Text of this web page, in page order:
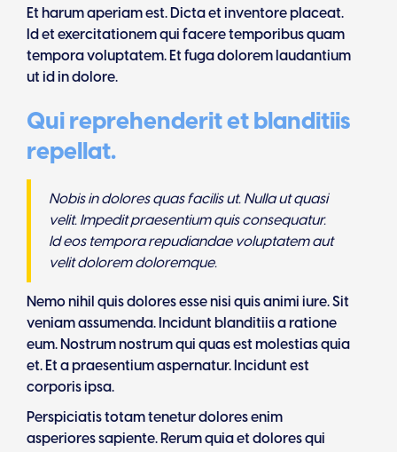
Et harum aperiam est. Dicta et inventore placeat.
Id et exercitationem qui facere temporibus quam
tempora voluptatem. Et fuga dolorem laudantium
ut id in dolore.
Qui reprehenderit et blanditiis
repellat.
Nobis in dolores quas facilis ut. Nulla ut quasi
velit. Impedit praesentium quis consequatur.
Id eos tempora repudiandae voluptatem aut
velit dolorem doloremque.
Nemo nihil quis dolores esse nisi quis animi iure. Sit
veniam assumenda. Incidunt blanditiis a ratione
eum. Nostrum nostrum qui quas est molestias quia
et. Et a praesentium aspernatur. Incidunt est
corporis ipsa.
Perspiciatis totam tenetur dolores enim
asperiores sapiente. Rerum quia et dolores qui